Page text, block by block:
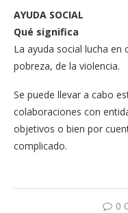
AYUDA SOCIAL
Qué significa
La ayuda social lucha en
pobreza, de la violencia.
Se puede llevar a ca­bo
cola­boraciones con
objetivos o bien por
complicado.
0